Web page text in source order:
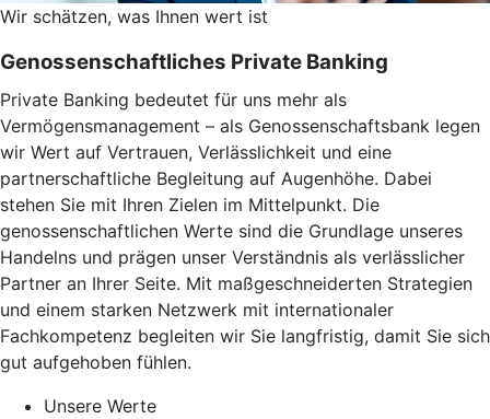
Wir schätzen, was Ihnen wert ist
Genossenschaftliches Private Banking
Private Banking bedeutet für uns mehr als
Vermögensmanagement – als Genossenschaftsbank legen
wir Wert auf Vertrauen, Verlässlichkeit und eine
partnerschaftliche Begleitung auf Augenhöhe. Dabei
stehen Sie mit Ihren Zielen im Mittelpunkt. Die
genossenschaftlichen Werte sind die Grundlage unseres
Handelns und prägen unser Verständnis als verlässlicher
Partner an Ihrer Seite. Mit maßgeschneiderten Strategien
und einem starken Netzwerk mit internationaler
Fachkompetenz begleiten wir Sie langfristig, damit Sie sich
gut aufgehoben fühlen.
Unsere Werte